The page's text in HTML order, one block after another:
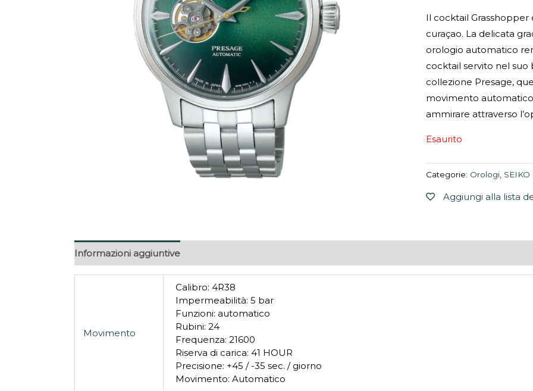
Il cocktail
curaçao. La delicata
orologio automatico
cocktail servito nel
collezione Presage,
movimento
ammirare attraverso
Esaurito
Categorie: Orologi, SEIKO
Aggiungi alla lista
Informazioni aggiuntive
Movimento
Calibro: 4R38
Impermeabilità: 5 bar
Funzioni: automatico
Rubini: 24
Frequenza: 21600
Riserva di carica: 41 HOUR
Precisione: +45 / -35 sec. / giorno
Movimento: Automatico